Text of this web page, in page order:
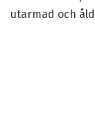
utarmad och